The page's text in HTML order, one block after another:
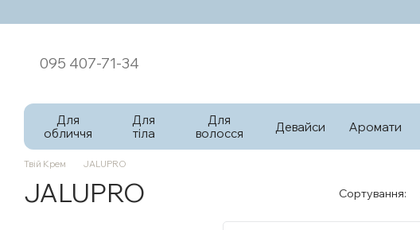
095 407-71-34
Для
обличчя
Для
тіла
Для
волосся
Девайси Аромати
Твій Крем JALUPRO
JALUPRO Сортування: